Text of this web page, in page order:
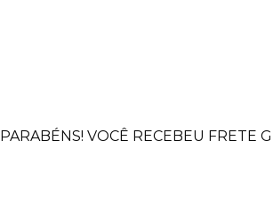
PARABÉNS! VOCÊ RECEBEU FRETE